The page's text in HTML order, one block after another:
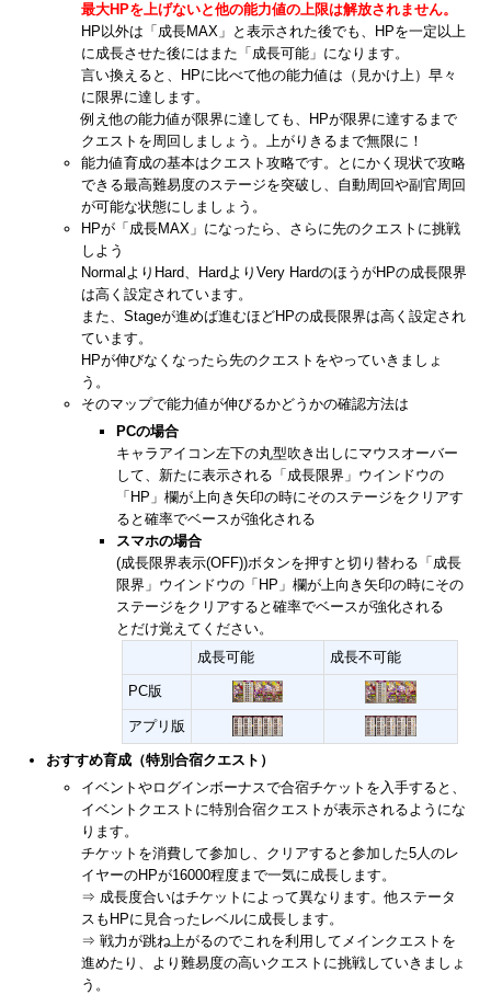
最大HPを上げないと他の能力値の上限は解放されません。
HP以外は「成長MAX」と表示された後でも、HPを一定以上
に成長させた後にはまた「成長可能」になります。
言い換えると、HPに比べて他の能力値は（見かけ上）早々
に限界に達します。
例え他の能力値が限界に達しても、HPが限界に達するまで
クエストを周回しましょう。上がりきるまで無限に！
能力値育成の基本はクエスト攻略です。とにかく現状で攻略
できる最高難易度のステージを突破し、自動周回や副官周回
が可能な状態にしましょう。
HPが「成長MAX」になったら、さらに先のクエストに挑戦
しよう
NormalよりHard、HardよりVery HardのほうがHPの成長限界
は高く設定されています。
また、Stageが進めば進むほどHPの成長限界は高く設定され
ています。
HPが伸びなくなったら先のクエストをやっていきましょ
う。
そのマップで能力値が伸びるかどうかの確認方法は
PCの場合
キャラアイコン左下の丸型吹き出しにマウスオーバー
して、新たに表示される「成長限界」ウインドウの
「HP」欄が上向き矢印の時にそのステージをクリアす
ると確率でベースが強化される
スマホの場合
(成長限界表示(OFF))ボタンを押すと切り替わる「成長
限界」ウインドウの「HP」欄が上向き矢印の時にその
ステージをクリアすると確率でベースが強化される
とだけ覚えてください。
成長可能
成長不可能
PC版
アプリ版
おすすめ育成（特別合宿クエスト）
イベントやログインボーナスで合宿チケットを入手すると、
イベントクエストに特別合宿クエストが表示されるようにな
ります。
チケットを消費して参加し、クリアすると参加した5人のレ
イヤーのHPが16000程度まで一気に成長します。
⇒ 成長度合いはチケットによって異なります。他ステータ
スもHPに見合ったレベルに成長します。
⇒ 戦力が跳ね上がるのでこれを利用してメインクエストを
進めたり、より難易度の高いクエストに挑戦していきましょ
う。